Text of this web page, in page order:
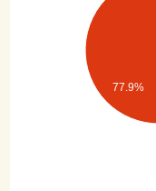
77.9%